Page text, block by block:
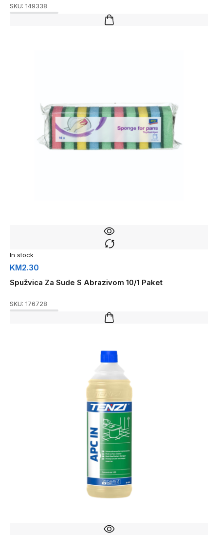
SKU: 149338
In stock
KM2.30
Spužvica Za Sude S Abrazivom 10/1 Paket
SKU: 176728